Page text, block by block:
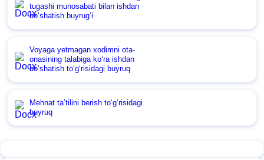
tugashi munosabati bilan ishdan
boʻshatish buyrugʻi
Voyaga yetmagan хodimni ota-
onasining talabiga koʻra ishdan
boʻshatish toʻgʻrisidagi buyruq
Mehnat ta’tilini berish toʻgʻrisidagi
buyruq